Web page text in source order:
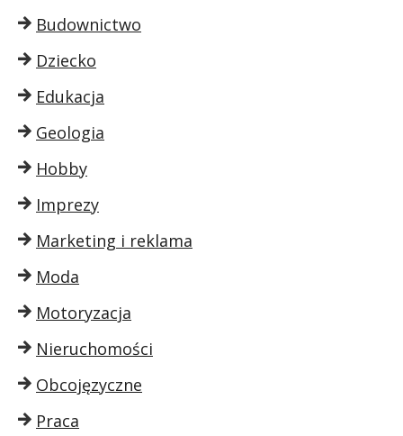
Budownictwo
Dziecko
Edukacja
Geologia
Hobby
Imprezy
Marketing i reklama
Moda
Motoryzacja
Nieruchomości
Obcojęzyczne
Praca